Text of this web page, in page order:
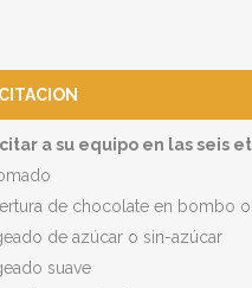
a su equipo en las seis
de chocolate en bombo o
de azúcar o sin-azúcar
suave